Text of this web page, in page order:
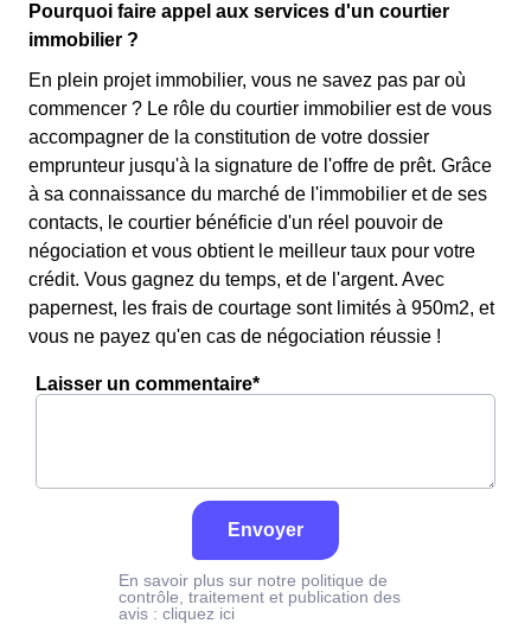
Pourquoi faire appel aux services d'un courtier
immobilier ?
En plein projet immobilier, vous ne savez pas par où
commencer ? Le rôle du courtier immobilier est de vous
accompagner de la constitution de votre dossier
emprunteur jusqu'à la signature de l'offre de prêt. Grâce
à sa connaissance du marché de l'immobilier et de ses
contacts, le courtier bénéficie d'un réel pouvoir de
négociation et vous obtient le meilleur taux pour votre
crédit. Vous gagnez du temps, et de l'argent. Avec
papernest, les frais de courtage sont limités à 950m2, et
vous ne payez qu'en cas de négociation réussie !
Laisser un commentaire*
Envoyer
En savoir plus sur notre politique de
contrôle, traitement et publication des
avis : cliquez ici